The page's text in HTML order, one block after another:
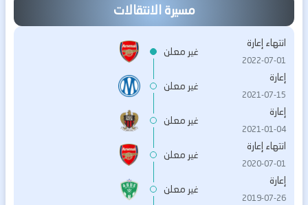
مسيرة الانتقالات
انتهاء إعارة
2022-07-01
غير معلن
إعارة
2021-07-15
غير معلن
إعارة
2021-01-04
غير معلن
انتهاء إعارة
2020-07-01
غير معلن
إعارة
2019-07-26
غير معلن